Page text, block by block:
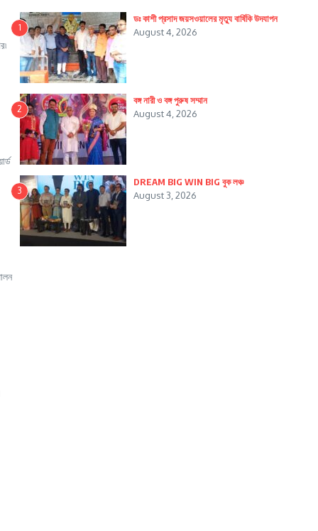
1
ডঃ কাশী প্রসাদ জয়সওয়ালের মৃত্যু বার্ষিকি উদযাপন
August 4, 2026
2
বঙ্গ নারী ও বঙ্গ পুরুষ সম্মান
August 4, 2026
3
DREAM BIG WIN BIG বুক লঞ্চ
August 3, 2026